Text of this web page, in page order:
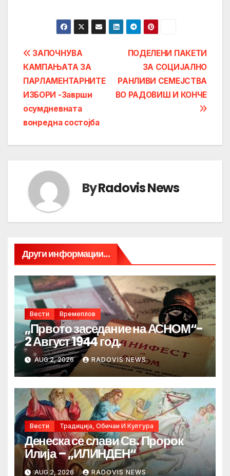
Post
navigation
ПОДЕЛЕНИ ПАКЕТИ
ЗА СОЦИЈАЛНО
РАНЛИВИ СЕМЕЈСТВА
ВО РАДОВИШ И КОНЧЕ
ЗАПОЧНУВА
КАМПАЊАТА ЗА
ПАРЛАМЕНТАРНИТЕ
ИЗБОРИ -Заврши
осумдневната
вонредна состојба
ByRadovis News
Други информации...
Вести Времеплов
„Првото заседание на АСНОМ“-
2 Август 1944 год.
AUG 2, 2026 RADOVIS NEWS
Вести Традиција, Обичаи И Култура
Денеска се слави Св. Пророк
Илија – „ИЛИНДЕН“
AUG 2, 2026 RADOVIS NEWS